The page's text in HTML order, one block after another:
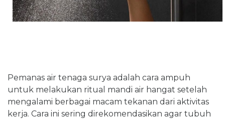
Pemanas air tenaga surya adalah cara ampuh
untuk melakukan ritual mandi air hangat setelah
mengalami berbagai macam tekanan dari aktivitas
kerja. Cara ini sering direkomendasikan agar tubuh